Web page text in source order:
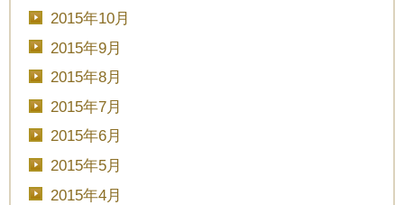
2015年10月
2015年9月
2015年8月
2015年7月
2015年6月
2015年5月
2015年4月